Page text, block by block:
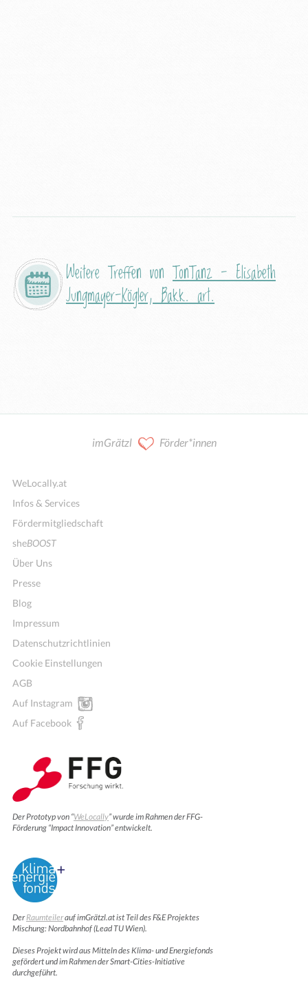
Weitere Treffen von TonTanz - Elisabeth
Jungmayer-Kögler, Bakk. art.
imGrätzl Förder*innen
WeLocally.at
Infos & Services
Fördermitgliedschaft
sheBOOST
Über Uns
Presse
Blog
Impressum
Datenschutzrichtlinien
Cookie Einstellungen
AGB
Auf Instagram
Auf Facebook
Der Prototyp von “WeLocally” wurde im Rahmen der FFG-
Förderung “Impact Innovation” entwickelt.
DerRaumteilerauf imGrätzl.at ist Teil des F&E Projektes
Mischung: Nordbahnhof (Lead TU Wien).
Dieses Projekt wird aus Mitteln des Klima- und Energiefonds
gefördert und im Rahmen der Smart-Cities-Initiative
durchgeführt.